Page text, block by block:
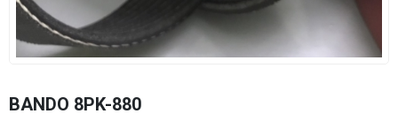
BANDO 8PK-880